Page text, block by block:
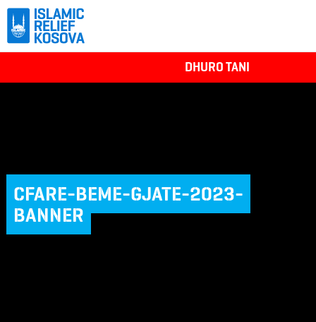
DHURO TANI
CFARE-BEME-GJATE-2023-
BANNER